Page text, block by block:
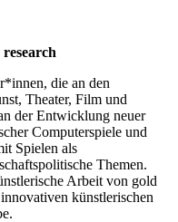
die an den
Theater, Film und
der Entwicklung neuer
Computerspiele und
Spielen als
Themen.
Arbeit von gold
künstlerischen